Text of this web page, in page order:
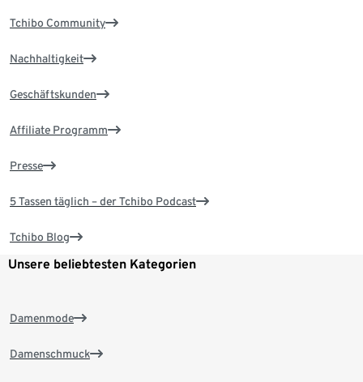
Tchibo Community
Nachhaltigkeit
Geschäftskunden
Affiliate Programm
Presse
5 Tassen täglich – der Tchibo Podcast
Tchibo Blog
Unsere beliebtesten Kategorien
Damenmode
Damenschmuck